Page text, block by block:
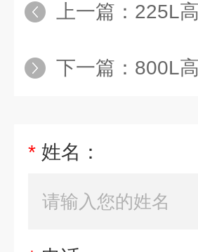
上一篇： 225L
下一篇： 800L
* 姓名：